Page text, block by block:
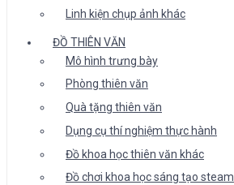
Linh kiện chụp ảnh khác
ĐỒ THIÊN VĂN
Mô hình trưng bày
Phòng thiên văn
Quà tặng thiên văn
Dụng cụ thí nghiệm thực hành
Đồ khoa học thiên văn khác
Đồ chơi khoa học sáng tạo steam